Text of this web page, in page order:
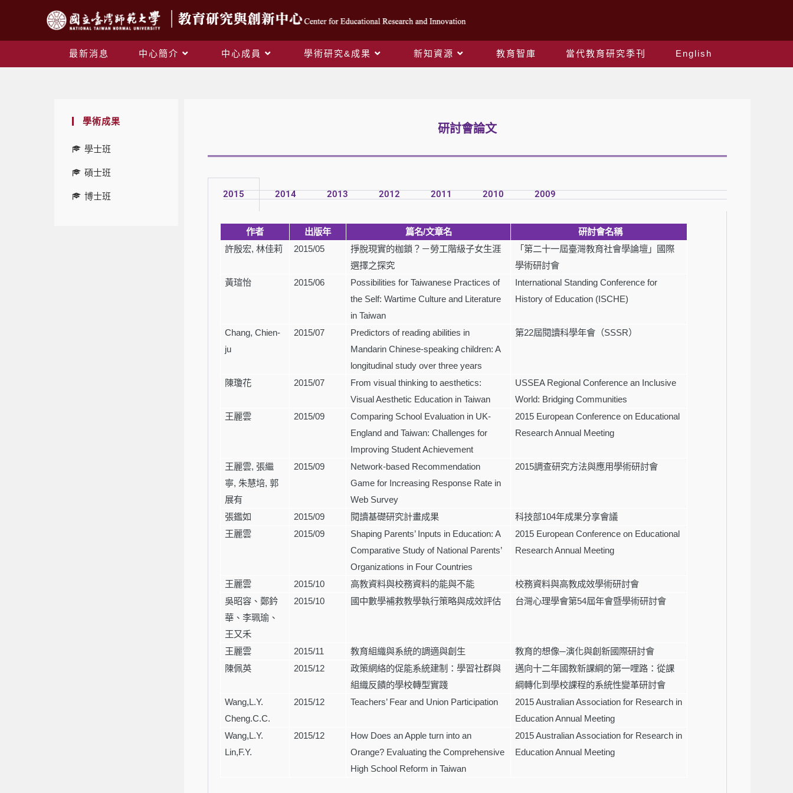
最新消息 中心簡介 中心成員 學術研究&成果 新知資源 教育智庫 當代教育研究季刊 English
學術成果
學士班
碩士班
博士班
研討會論文
2015 2014 2013 2012 2011 2010 2009
作者 出版年 篇名/文章名
研討會名稱
許殷宏,林佳莉 2015/05
掙脫現實的枷鎖？－勞工階級子女生涯
選擇之探究
「第二十一屆臺灣教育社會學論壇」國際
學術研討會
黃瑄怡
2015/06
Possibilities for Taiwanese Practices of
the Self: Wartime Culture and Literature
in Taiwan
International Standing Conference for
History of Education (ISCHE)
Chang, Chien-
ju
2015/07
Predictors of reading abilities in
Mandarin Chinese-speaking children: A
longitudinal study over three years
第22屆閱讀科學年會（SSSR）
陳瓊花 2015/07
From visual thinking to aesthetics:
Visual Aesthetic Education in Taiwan
USSEA Regional Conference an Inclusive
World: Bridging Communities
王麗雲
2015/09
Comparing School Evaluation in UK-
England and Taiwan: Challenges for
Improving Student Achievement
2015 European Conference on Educational
Research Annual Meeting
王麗雲, 張繼
寧, 朱慧培,郭
展有
2015/09
Network-based Recommendation
Game for Increasing Response Rate in
Web Survey
2015調查研究方法與應用學術研討會
張鑑如 2015/09 閱讀基礎研究計畫成果 科技部104年成果分享會議
王麗雲
2015/09
Shaping Parents’ Inputs in Education: A
Comparative Study of National Parents’
Organizations in Four Countries
2015 European Conference on Educational
Research Annual Meeting
王麗雲 2015/10 高教資料與校務資料的能與不能
校務資料與高教成效學術研討會
吳昭容、鄭鈐
華、李珮瑜、
王又禾
2015/10 國中數學補救教學執行策略與成效評估 台灣心理學會第54屆年會暨學術研討會
王麗雲 2015/11 教育組織與系統的調適與創生 教育的想像─演化與創新國際研討會
陳佩英
2015/12
政策網絡的促能系統建制：學習社群與
組織反饋的學校轉型實踐
邁向十二年國教新課綱的第一哩路：從課
綱轉化到學校課程的系統性變革研討會
Wang,L.Y.
Cheng.C.C.
2015/12 Teachers’ Fear and Union Participation
2015 Australian Association for Research in
Education Annual Meeting
Wang,L.Y.
Lin,F.Y.
2015/12
How Does an Apple turn into an
Orange? Evaluating the Comprehensive
High School Reform in Taiwan
2015 Australian Association for Research in
Education Annual Meeting